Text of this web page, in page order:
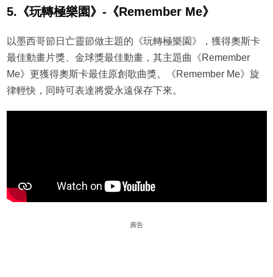
5.《玩轉極樂園》-《Remember Me》
以墨西哥節日亡靈節做主題的《玩轉極樂園》，獲得奧斯卡
最佳動畫片獎、金球獎最佳動畫，其主題曲《Remember
Me》更獲得奧斯卡最佳原創歌曲獎。《Remember Me》旋
律輕快，同時可表達將愛永遠保存下來。
廣告